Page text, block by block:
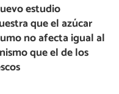
estudio
que el azúcar
no afecta igual al
que el de los